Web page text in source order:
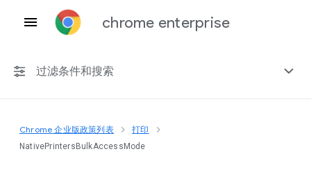
chrome enterprise
过滤条件和搜索
任何平台
Chrome 企业版政策列表 打印
NativePrintersBulkAccessMode